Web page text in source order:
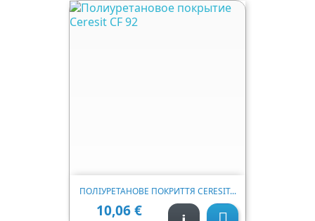
ПОЛІУРЕТАНОВЕ ПОКРИТТЯ CERESIT...
Ціна
10,06 €